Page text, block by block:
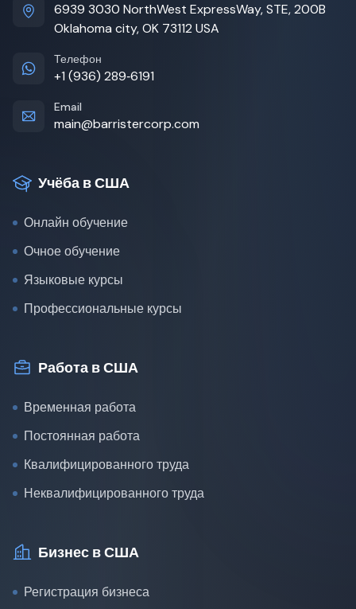
6939 3030 NorthWest ExpressWay, STE, 200B
Oklahoma city, OK 73112 USA
Телефон
+1 (936) 289‑6191
Email
main@barristercorp.com
Учёба в США
Онлайн обучение
Очное обучение
Языковые курсы
Профессиональные курсы
Работа в США
Временная работа
Постоянная работа
Квалифицированного труда
Неквалифицированного труда
Бизнес в США
Регистрация бизнеса